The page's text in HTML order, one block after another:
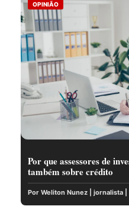
OPINIÃO
Por que assessores de
também sobre crédito
Por Weliton Nunez | jornalista |